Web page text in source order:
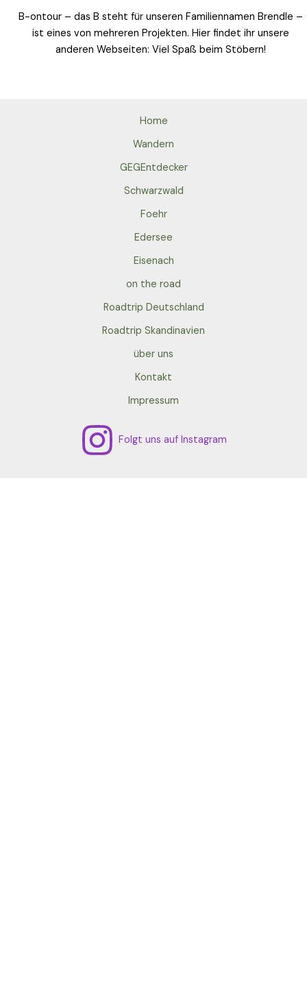
B-ontour – das B steht für unseren Familiennamen Brendle –
ist eines von mehreren Projekten. Hier findet ihr unsere
anderen Webseiten: Viel Spaß beim Stöbern!
Home
Wandern
GEGEntdecker
Schwarzwald
Foehr
Edersee
Eisenach
on the road
Roadtrip Deutschland
Roadtrip Skandinavien
über uns
Kontakt
Impressum
Folgt uns auf Instagram